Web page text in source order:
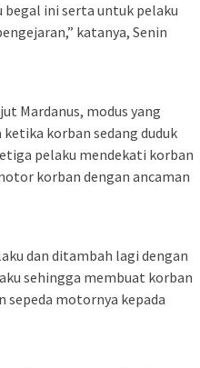
begal ini serta untuk pelaku
katanya, Senin
Mardanus, modus yang
korban sedang duduk
pelaku mendekati korban
korban dengan ancaman
dan ditambah lagi dengan
sehingga membuat korban
sepeda motornya kepada